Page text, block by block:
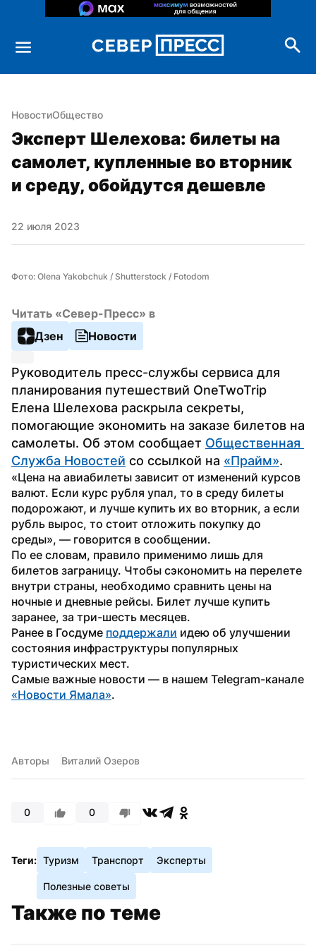
НовостиОбщество
Эксперт Шелехова: билеты на
самолет, купленные во вторник
и среду, обойдутся дешевле
22 июля 2023
Фото: Olena Yakobchuk / Shutterstock / Fotodom
Читать «Север-Пресс» в
Дзен
Новости
Руководитель пресс-службы сервиса для
планирования путешествий OneTwoTrip
Елена Шелехова раскрыла секреты,
помогающие экономить на заказе билетов на
самолеты. Об этом сообщает Общественная
Служба Новостей со ссылкой на «Прайм».
«Цена на авиабилеты зависит от изменений курсов
валют. Если курс рубля упал, то в среду билеты
подорожают, и лучше купить их во вторник, а если
рубль вырос, то стоит отложить покупку до
среды», — говорится в сообщении.
По ее словам, правило применимо лишь для
билетов заграницу. Чтобы сэкономить на перелете
внутри страны, необходимо сравнить цены на
ночные и дневные рейсы. Билет лучше купить
заранее, за три-шесть месяцев.
Ранее в Госдуме поддержали идею об улучшении
состояния инфраструктуры популярных
туристических мест.
«Новости Ямала».
Авторы Виталий Озеров
0 0
Теги: Туризм Транспорт Эксперты
Полезные советы
Также по теме